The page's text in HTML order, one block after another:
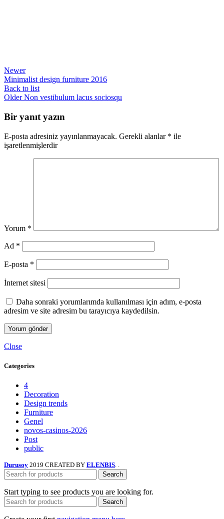
Newer
Minimalist design furniture 2016
Back to list
Older Non vestibulum lacus sociosqu
Bir yanıt yazın
E-posta adresiniz yayınlanmayacak. Gerekli alanlar * ile
işaretlenmişlerdir
Yorum *
Ad *
E-posta *
İnternet sitesi
Daha sonraki yorumlarımda kullanılması için adım, e-posta
adresim ve site adresim bu tarayıcıya kaydedilsin.
Close
Categories
4
Decoration
Design trends
Furniture
Genel
novos-casinos-2026
Post
public
Durusoy 2019 CREATED BY ELENBIS
Search
Start typing to see products you are looking for.
Search